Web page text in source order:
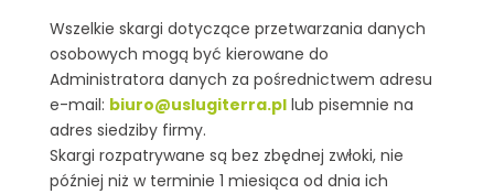
Wszelkie skargi dotyczące przetwarzania danych
osobowych mogą być kierowane do
Administratora danych za pośrednictwem adresu
e-mail: biuro@uslugiterra.pllub pisemnie na
adres siedziby firmy.
Skargi rozpatrywane są bez zbędnej zwłoki, nie
później niż w terminie 1 miesiąca od dnia ich